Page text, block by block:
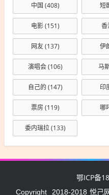
中国 (408) 短
电影(151) 香
网友(137) 伊
演唱会(106) 马
自己的 (147) 印
票房 (119) 哪
委内瑞拉(133)
鄂ICP备
Copyright 2018-2018 悦己